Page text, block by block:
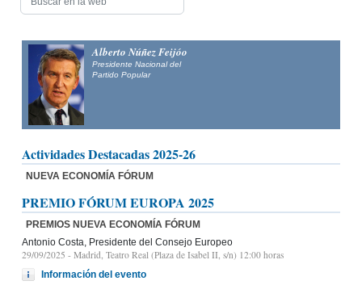
Alberto Núñez Feijóo
Presidente Nacional del
Partido Popular
Actividades Destacadas 2025-26
NUEVA ECONOMÍA FÓRUM
PREMIO FÓRUM EUROPA 2025
PREMIOS NUEVA ECONOMÍA FÓRUM
Antonio Costa, Presidente del Consejo Europeo
29/09/2025 - Madrid, Teatro Real (Plaza de Isabel II, s/n) 12:00 horas
Información del evento